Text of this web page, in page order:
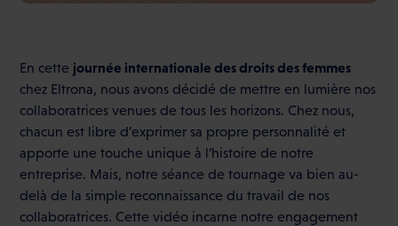
En cette journée internationale des droits des femmes
chez Eltrona, nous avons décidé de mettre en lumière nos
collaboratrices venues de tous les horizons. Chez nous,
chacun est libre d’exprimer sa propre personnalité et
apporte une touche unique à l’histoire de notre
entreprise. Mais, notre séance de tournage va bien au-
delà de la simple reconnaissance du travail de nos
collaboratrices. Cette vidéo incarne notre engagement